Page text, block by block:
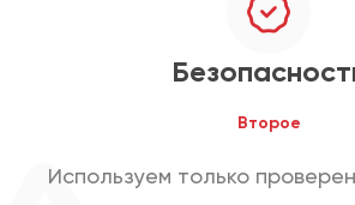
Второе
Используем только